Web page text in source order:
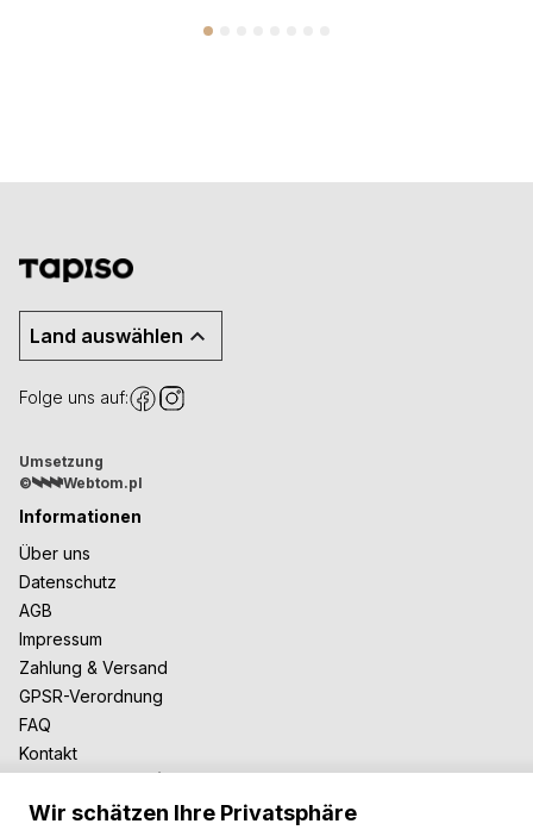
Land auswählen
Folge uns auf:
Umsetzung
©
Webtom.pl
Informationen
Über uns
Datenschutz
AGB
Impressum
Zahlung & Versand
GPSR-Verordnung
FAQ
Kontakt
Zusammenarbeit
Für Blogger
Wir schätzen Ihre Privatsphäre